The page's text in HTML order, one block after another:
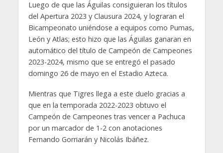
Luego de que las Águilas consiguieran los títulos
del Apertura 2023 y Clausura 2024, y lograran el
Bicampeonato uniéndose a equipos como Pumas,
León y Atlas; esto hizo que las Águilas ganaran en
automático del título de Campeón de Campeones
2023-2024, mismo que se entregó el pasado
domingo 26 de mayo en el Estadio Azteca.
Mientras que Tigres llega a este duelo gracias a
que en la temporada 2022-2023 obtuvo el
Campeón de Campeones tras vencer a Pachuca
por un marcador de 1-2 con anotaciones
Fernando Gorriarán y Nicolás Ibáñez.